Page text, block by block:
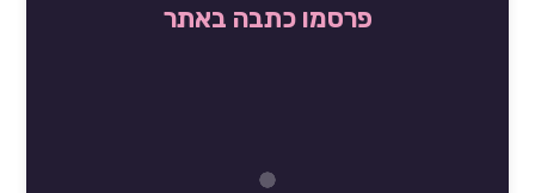
פרסמו כתבה באתר